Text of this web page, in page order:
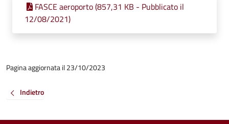
FASCE aeroporto (857,31 KB - Pubblicato il
12/08/2021)
Pagina aggiornata il 23/10/2023
Indietro